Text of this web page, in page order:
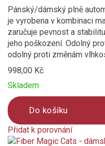
petrolejová
Vzor
chevron (obrácené V)
geometrický / abstraktní
jednobarevný
káro / kostka
Pánský/dámský plně
je vyrobena v kombinaci
zaručuje pevnost a
jeho poškození. Odolný
odolný proti změnám
998,00 Kč
Skladem
Do košíku
Přidat k porovnání
Product